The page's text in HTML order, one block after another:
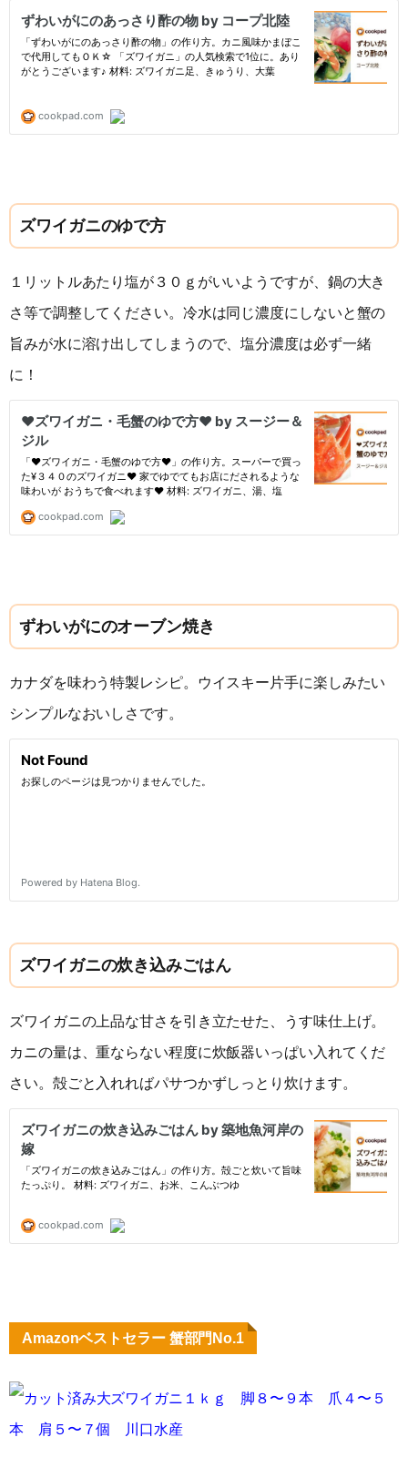
ズワイガニのゆで方
１リットルあたり塩が３０ｇがいいようですが、鍋の大き
さ等で調整してください。冷水は同じ濃度にしないと蟹の
旨みが水に溶け出してしまうので、塩分濃度は必ず一緒
に！
ずわいがにのオーブン焼き
カナダを味わう特製レシピ。ウイスキー片手に楽しみたい
シンプルなおいしさです。
ズワイガニの炊き込みごはん
ズワイガニの上品な甘さを引き立たせた、うす味仕上げ。
カニの量は、重ならない程度に炊飯器いっぱい入れてくだ
さい。殻ごと入れればパサつかずしっとり炊けます。
Amazonベストセラー 蟹部門No.1
カット済み大ズワイガニ１ｋｇ 脚８〜９本 爪４〜５
本 肩５〜７個 川口水産